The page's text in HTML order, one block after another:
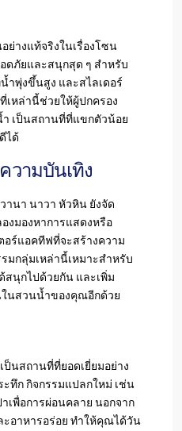
ย่างแท้จริงในเรื่องโซน
ดภัยและสนุกสุด ๆ สำหรับ
ำพุ่งขึ้นสูง และสไลเดอร์
เหล่านี้ช่วยให้ผู้ปกครอง
เป็นสถานที่ที่แขกตัวน้อย
ได้
วามบันเทิง
านา นาวา หัวหิน ยังจัด
งมองหาการแสดงหรือ
ร์แอคทีฟที่จะสร้างความ
มกลุ่มเหล่านี้เหมาะสำหรับ
สนุกไปด้วยกัน และเพิ่ม
นสวนน้ำของคุณอีกด้วย
นสถานที่ที่ยอดเยี่ยมอย่าง
ทึก กิจกรรมแปลกใหม่ เช่น
เพื่อการผ่อนคลาย นอกจาก
อาหารอร่อย ทำให้คุณได้วัน